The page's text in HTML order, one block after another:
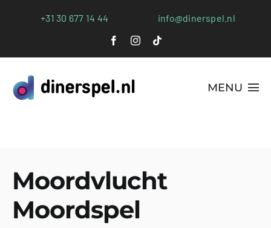
+31 30 677 14 44 info@dinerspel.nl
MENU
Webshop
FAQs
Moordvlucht
Moordspel